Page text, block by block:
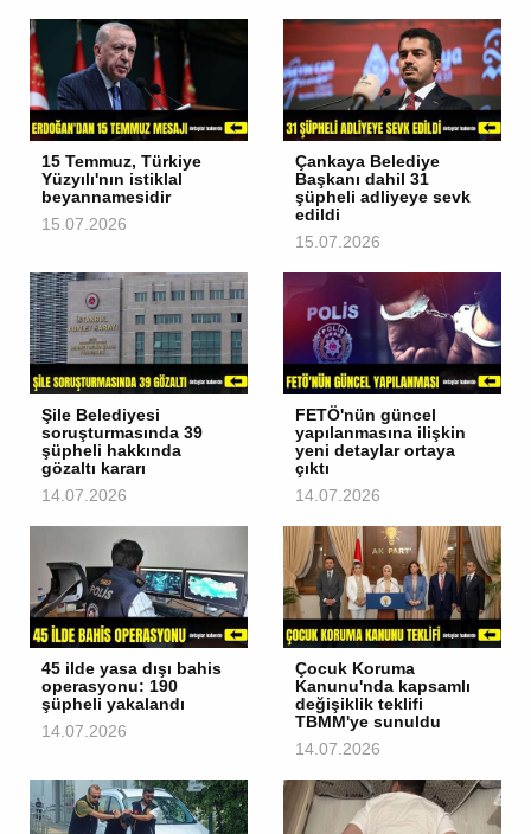
15 Temmuz, Türkiye
Yüzyılı'nın istiklal
beyannamesidir
15.07.2026
Çankaya Belediye
Başkanı dahil 31
şüpheli adliyeye sevk
edildi
15.07.2026
Şile Belediyesi
soruşturmasında 39
şüpheli hakkında
gözaltı kararı
14.07.2026
FETÖ'nün güncel
yapılanmasına ilişkin
yeni detaylar ortaya
çıktı
14.07.2026
45 ilde yasa dışı bahis
operasyonu: 190
şüpheli yakalandı
14.07.2026
Çocuk Koruma
Kanunu'nda kapsamlı
değişiklik teklifi
TBMM'ye sunuldu
14.07.2026